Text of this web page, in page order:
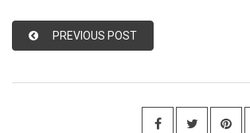
PREVIOUS POST